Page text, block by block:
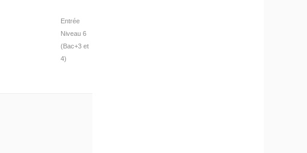
Entrée
Niveau 6
(Bac+3 et
4)